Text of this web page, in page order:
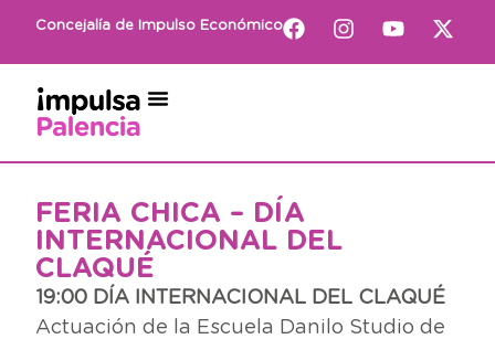
Concejalía de Impulso Económico
FERIA CHICA – DÍA
INTERNACIONAL DEL
CLAQUÉ
19:00 DÍA INTERNACIONAL DEL CLAQUÉ
Actuación de la Escuela Danilo Studio de